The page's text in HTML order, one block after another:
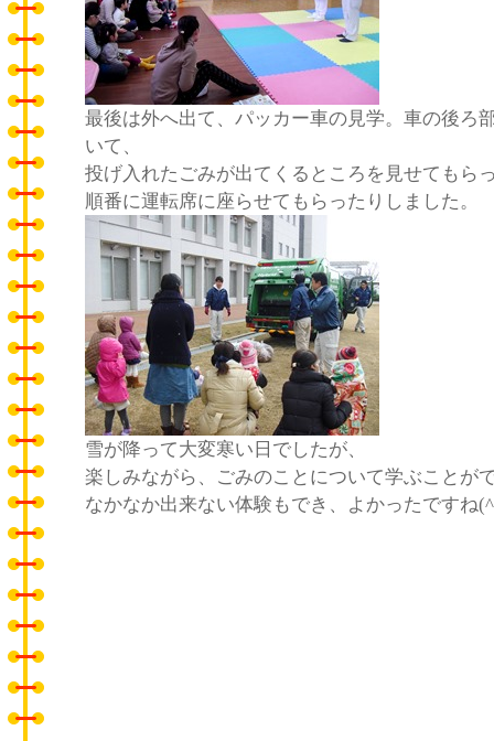
最後は外へ出て、パッカー車の見学。車の後ろ
いて、
投げ入れたごみが出てくるところを見せてもら
順番に運転席に座らせてもらったりしました。
雪が降って大変寒い日でしたが、
楽しみながら、ごみのことについて学ぶことが
なかなか出来ない体験もでき、よかったですね